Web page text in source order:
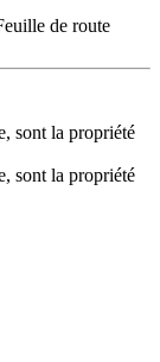
de route
sont la propriété
sont la propriété